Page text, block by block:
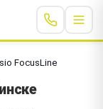
FocusLine